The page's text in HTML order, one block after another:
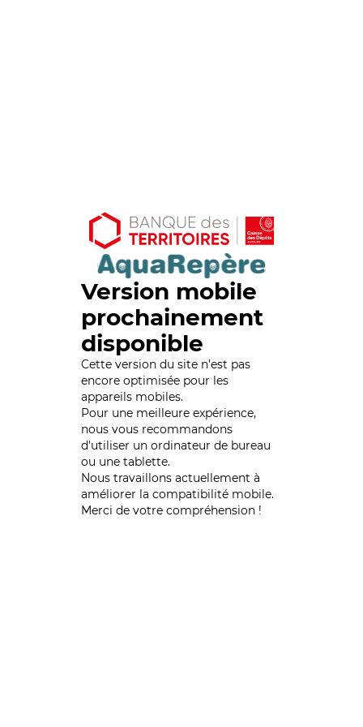
Version mobile
prochainement
disponible
Cette version du site n’est pas
encore optimisée pour les
appareils mobiles.
Pour une meilleure expérience,
nous vous recommandons
d'utiliser un ordinateur de bureau
ou une tablette.
Nous travaillons actuellement à
améliorer la compatibilité mobile.
Merci de votre compréhension !